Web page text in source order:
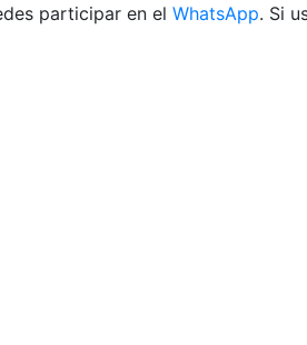
participar en el WhatsApp. Si